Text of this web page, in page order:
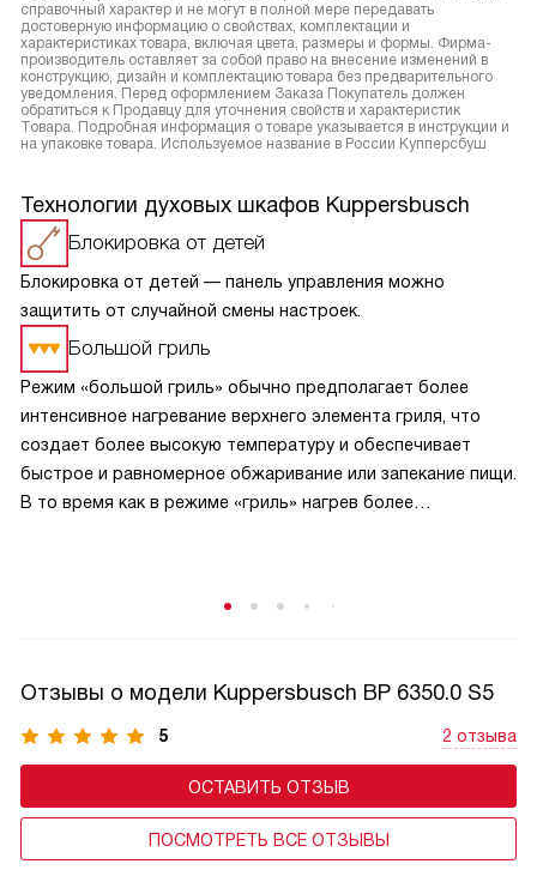
справочный характер и не могут в полной мере передавать
достоверную информацию о свойствах, комплектации и
характеристиках товара, включая цвета, размеры и формы. Фирма-
производитель оставляет за собой право на внесение изменений в
конструкцию, дизайн и комплектацию товара без предварительного
уведомления. Перед оформлением Заказа Покупатель должен
обратиться к Продавцу для уточнения свойств и характеристик
Товара. Подробная информация о товаре указывается в инструкции и
на упаковке товара. Используемое название в России Купперсбуш
Технологии духовых шкафов Kuppersbusch
Блокировка от детей
Блокировка от детей — панель управления можно
защитить от случайной смены настроек.
Большой гриль
Режим «большой гриль» обычно предполагает более
интенсивное нагревание верхнего элемента гриля, что
создает более высокую температуру и обеспечивает
быстрое и равномерное обжаривание или запекание пищи.
В то время как в режиме «гриль» нагрев более
Отзывы о модели Kuppersbusch BP 6350.0 S5
5 2 отзыва
ОСТАВИТЬ ОТЗЫВ
ПОСМОТРЕТЬ ВСЕ ОТЗЫВЫ